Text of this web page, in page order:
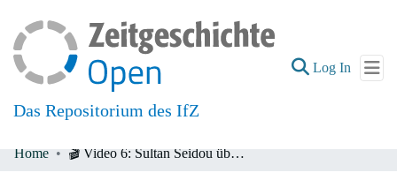
Das Repositorium des IfZ
Log In (current)
Home 🎬 Video 6: Sultan Seidou über die "Hochzeit" der zwei Kulturen und den Verlust der Mangas